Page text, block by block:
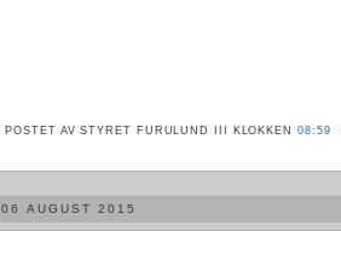
POSTET AV STYRET FURULUND III KLOKKEN 08:59
06 AUGUST 2015